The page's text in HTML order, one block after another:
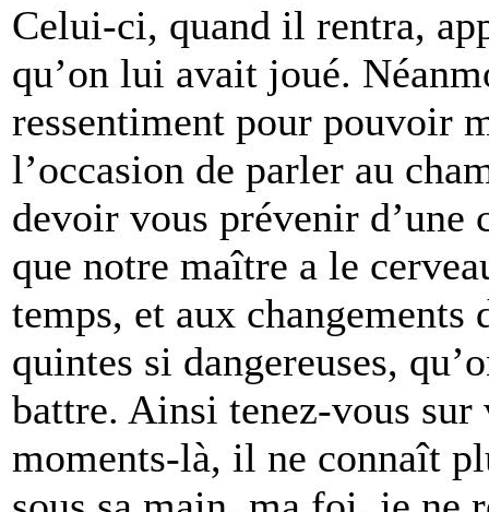
Celui-ci, quand il rentra,
qu’on lui avait joué.
ressentiment pour pouvoir
l’occasion de parler au
devoir vous prévenir
que notre maître a le
temps, et aux
quintes si dangereuses,
battre. Ainsi tenez-vous sur
moments-là, il ne connaît